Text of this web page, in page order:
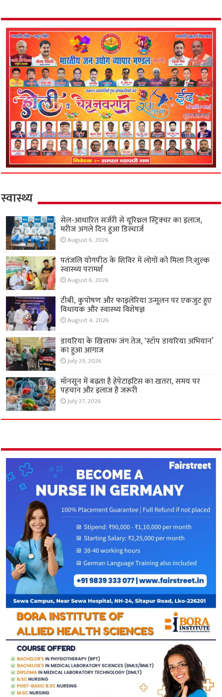
स्वास्थ्य
सेल-आधारित सर्जरी से यूरिथ्रल स्ट्रिक्चर का इलाज,
मरीज अगले दिन हुआ डिस्चार्ज
August 6, 2026
पतंजलि योगपीठ के शिविर में लोगों को मिला नि:शुल्क
स्वास्थ्य परामर्श
August 6, 2026
टीबी, कुपोषण और फाइलेरिया उन्मूलन पर एकजुट हुए
विधायक और स्वास्थ्य विशेषज्ञ
August 4, 2026
डायरिया के खिलाफ जंग तेज, ‘स्टॉप डायरिया अभियान’
का हुआ आगाज
July 29, 2026
मॉनसून में बढ़ता है हेपेटाइटिस का खतरा, समय पर
पहचान और इलाज है जरूरी
July 27, 2026